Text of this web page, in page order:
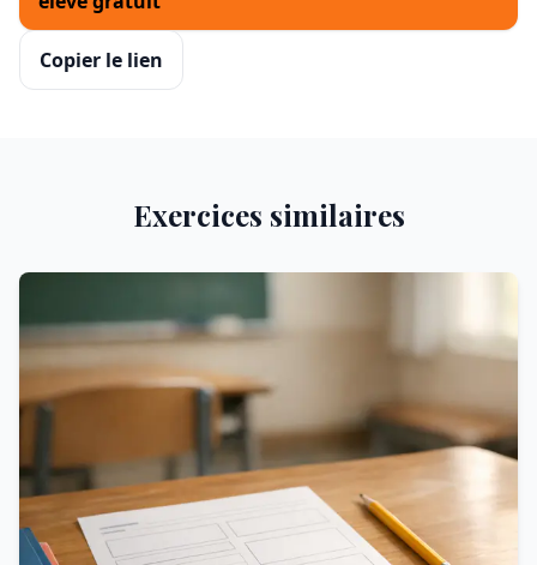
Copier le lien
Exercices similaires